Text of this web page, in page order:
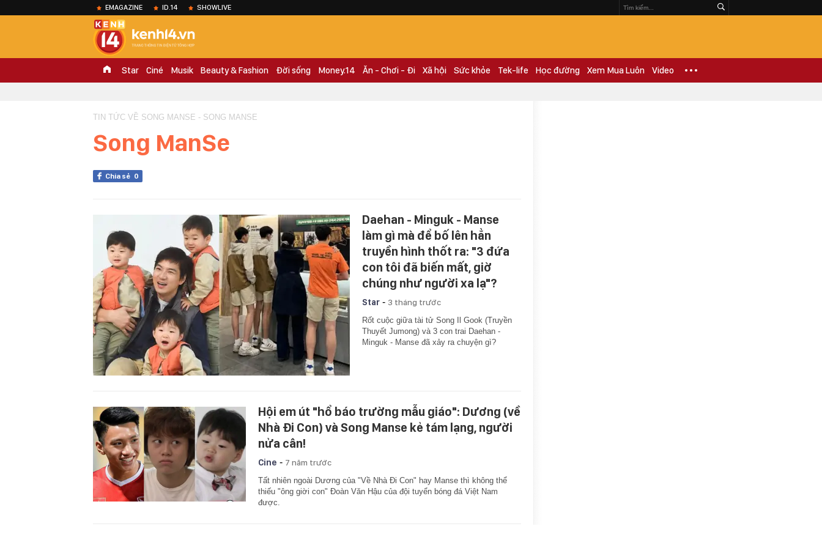
EMAGAZINE ID.14 SHOWLIVE
Star Ciné Musik Beauty & Fashion Đời sống Money.14 Ăn - Chơi - Đi Xã hội Sức khỏe Tek-life Học đường Xem Mua Luôn Video
TIN TỨC VỀ SONG MANSE - SONG MANSE
Song ManSe
Chia sẻ 0
Daehan - Minguk - Manse
làm gì mà để bố lên hẳn
truyền hình thốt ra: "3 đứa
con tôi đã biến mất, giờ
chúng như người xa lạ"?
Star - 3 tháng trước
Rốt cuộc giữa tài tử Song Il Gook (Truyền
Thuyết Jumong) và 3 con trai Daehan -
Minguk - Manse đã xảy ra chuyện gì?
Hội em út "hổ báo trường mẫu giáo": Dương (về
Nhà Đi Con) và Song Manse kẻ tám lạng, người
nửa cân!
Cine - 7 năm trước
Tất nhiên ngoài Dương của "Về Nhà Đi Con" hay Manse thì không thể
thiếu "ông giời con" Đoàn Văn Hậu của đội tuyển bóng đá Việt Nam
được.